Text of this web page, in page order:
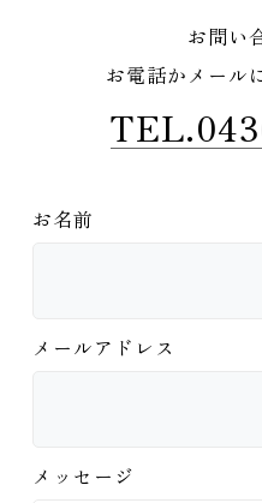
お問い
お電話かメール
お名前
メールアドレス
メッセージ